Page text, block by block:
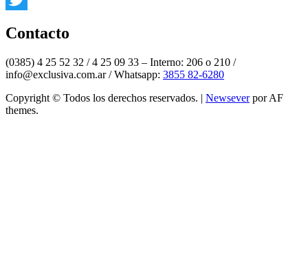
Contacto
(0385) 4 25 52 32 / 4 25 09 33 – Interno: 206 o 210 /
info@exclusiva.com.ar / Whatsapp: 3855 82-6280
Copyright © Todos los derechos reservados. | Newseverpor AF
themes.